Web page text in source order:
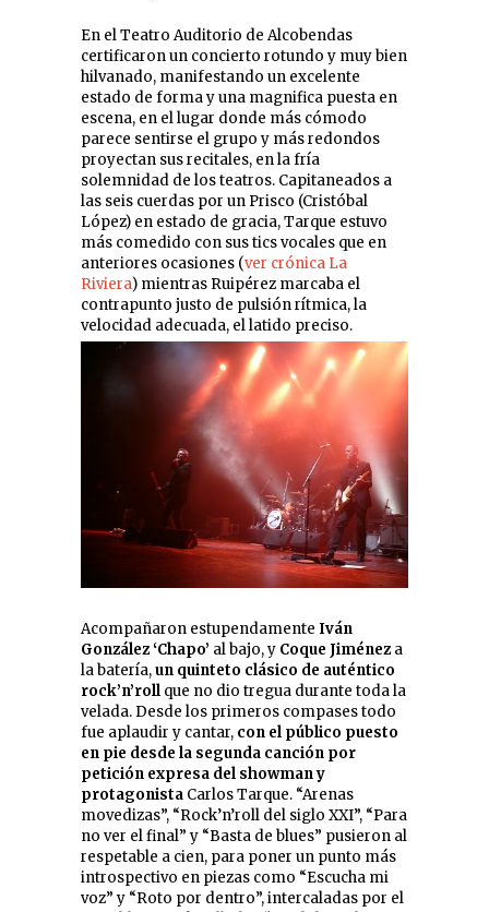
En el Teatro Auditorio de Alcobendas
certificaron un concierto rotundo y muy bien
hilvanado, manifestando un excelente
estado de forma y una magnifica puesta en
escena, en el lugar donde más cómodo
parece sentirse el grupo y más redondos
proyectan sus recitales, en la fría
solemnidad de los teatros. Capitaneados a
las seis cuerdas por un Prisco (Cristóbal
López) en estado de gracia, Tarque estuvo
más comedido con sus tics vocales que en
anteriores ocasiones (ver crónica La
Riviera) mientras Ruipérez marcaba el
contrapunto justo de pulsión rítmica, la
velocidad adecuada, el latido preciso.
Acompañaron estupendamente Iván
González ‘Chapo’ al bajo, y Coque Jiménez a
la batería,un quinteto clásico de auténtico
rock’n’roll que no dio tregua durante toda la
velada. Desde los primeros compases todo
fue aplaudir y cantar, con el público puesto
en pie desde la segunda canción por
petición expresa del showman y
protagonista Carlos Tarque. “Arenas
movedizas”, “Rock’n’roll del siglo XXI”, “Para
no ver el final” y “Basta de blues” pusieron al
respetable a cien, para poner un punto más
introspectivo en piezas como “Escucha mi
voz” y “Roto por dentro”, intercaladas por el